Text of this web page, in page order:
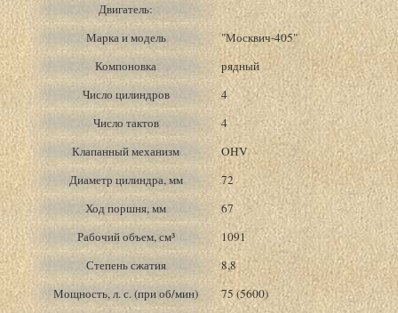
Двигатель:
Марка и модель
"Москвич-405"
Компоновка
рядный
Число цилиндров
4
Число тактов
4
Клапанный механизм
OHV
Диаметр цилиндра, мм
72
Ход поршня, мм
67
Рабочий объем, см³
1091
Степень сжатия
8,8
Мощность, л. с. (при об/мин)
75 (5600)